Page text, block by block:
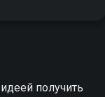
получить